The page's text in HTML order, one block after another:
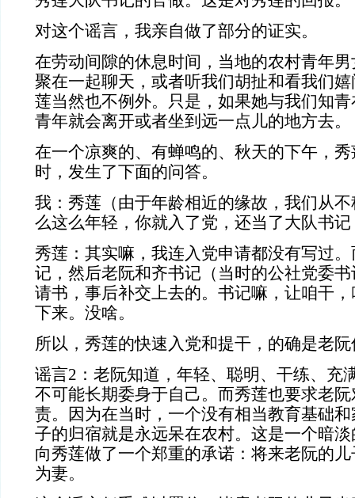
对这个谣言，我亲自做了部分的证实。
在劳动间隙的休息时间，当地的农村青年
聚在一起聊天，或者听我们胡扯和看我们
莲当然也不例外。只是，如果她与我们知
青年就会离开或者坐到远一点儿的地方去。
在一个凉爽的、有蝉鸣的、秋天的下午，
时，发生了下面的问答。
我：秀莲（由于年龄相近的缘故，我们从
么这么年轻，你就入了党，还当了大队书记
秀莲：其实嘛，我连入党申请都没有写过
记，然后老阮和齐书记（当时的公社党委
请书，事后补交上去的。书记嘛，让咱干
下来。没啥。
所以，秀莲的快速入党和提干，的确是老
谣言2 ：老阮知道，年轻、聪明、干练、充
不可能长期委身于自己。而秀莲也要求老
责。因为在当时，一个没有相当教育基础
子的归宿就是永远呆在农村。这是一个暗
向秀莲做了一个郑重的承诺：将来老阮的
为妻。